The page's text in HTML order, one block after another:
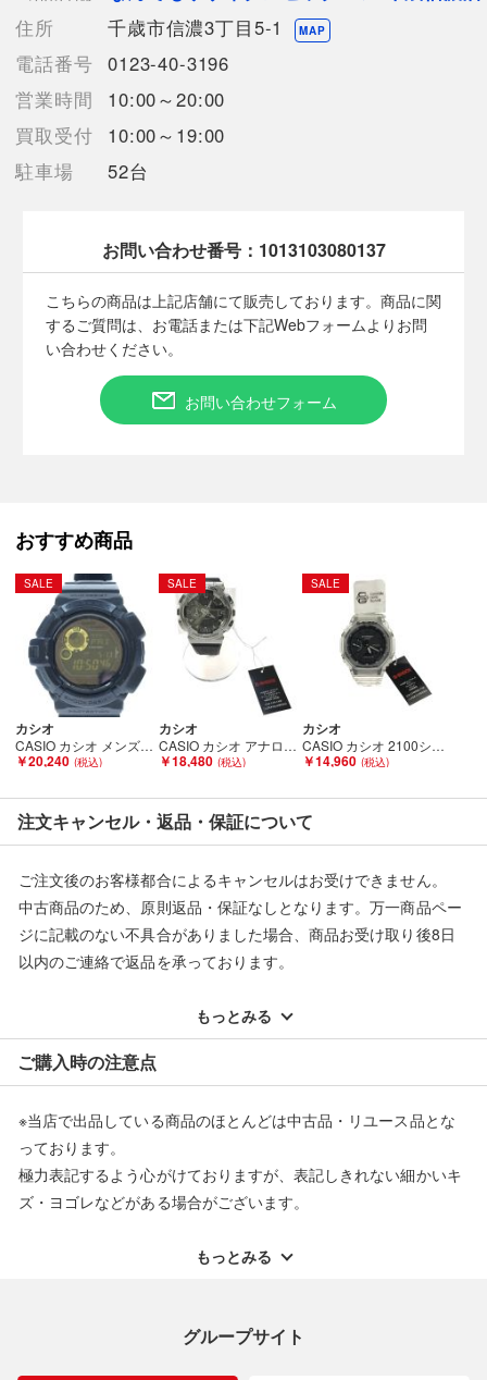
【付属品】なし
【ランク】Bランク
通常使用による傷や汚れが見受けられる中古品
【詳細備考】
使用に伴う細かい擦り傷がございます。
全体的に汚れており、黒ずみが感じられます。
りますこと予めご了承ください。
店頭との併売商品のため、記載に無い細かなキズ、汚れが見受け
られるなど多少商品状態が変化する場合がございます。
【使用予定配送業者】佐川急便 飛脚宅配便60サイズ
【こちらの商品は在庫連動システムを導入し、店頭や他ネットシ
ョップと併売を行なっておりますが、
【備考/コメント】
程度B
■状態等は画像をご確認・ご参照下さい。
こちらの商品はお客様から買取させていただいた商品であり、
人の手を経た商品です。
■弊社（株式会社オカモト）を装った偽装サイトにご注意くださ
い■
弊社（株式会社オカモト）の商品画像や文章を無断盗用した『偽
装サイト』を確認しておりますが、
住所
千歳市信濃3丁目5-1 MAP
電話番号 0123-40-3196
営業時間
10:00～20:00
買取受付
10:00～19:00
駐車場
52台
お問い合わせ番号： 1013103080137
こちらの商品は上記店舗にて販売しております。商品に関
するご質問は、お電話または下記Webフォームよりお問
い合わせください。
お問い合わせフォーム
おすすめ商品
SALE
カシオ
CASIO カシオ メンズ腕時計 G-SHOCK タフソーラー マルチバンド6 GW-9300GB Bランク
￥20,240
SALE
カシオ
CASIO カシオ アナログデジタル 110シリーズ GM-110-1AJF Aランク
￥18,480
SALE
カシオ
CASIO カシオ 2100シリーズ アナログデジタル スケルトン 八角形 GA-2100SKE クリア Aランク
￥14,960
注文キャンセル・返品・保証について
ご注文後のお客様都合によるキャンセルはお受けできません。
中古商品のため、原則返品・保証なしとなります。万一商品ペー
ジに記載のない不具合がありました場合、商品お受け取り後8日
以内のご連絡で返品を承っております。
配送料ともに当社負担で対応いたします。
※オンラインストアで購入頂いた商品は、店頭での返品はお受け
できません。また、商品の修理及び交換に関しては承ることがで
返品・交換について
もっとみる
ご購入時の注意点
※当店で出品している商品のほとんどは中古品・リユース品とな
っております。
極力表記するよう心がけておりますが、表記しきれない細かいキ
ズ・ヨゴレなどがある場合がございます。
ご理解くださいますようお願い申し上げます。
もっとみる
グループサイト